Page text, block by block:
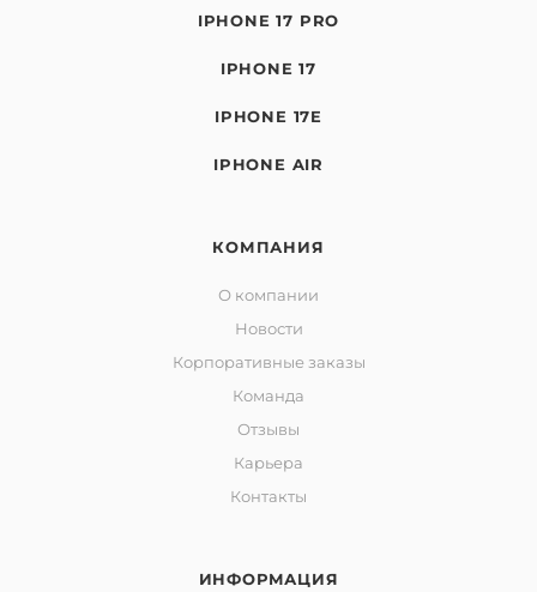
IPHONE 17 PRO
IPHONE 17
IPHONE 17E
IPHONE AIR
КОМПАНИЯ
О компании
Новости
Корпоративные заказы
Команда
Отзывы
Карьера
Контакты
ИНФОРМАЦИЯ